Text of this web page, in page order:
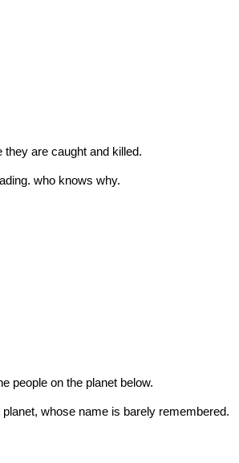
are caught and killed.
who knows why.
people on the planet below.
whose name is barely remembered.